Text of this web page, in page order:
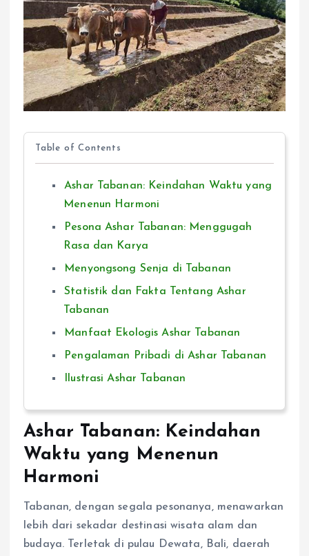
Table of Contents
Ashar Tabanan: Keindahan Waktu yang
Menenun Harmoni
Pesona Ashar Tabanan: Menggugah
Rasa dan Karya
Menyongsong Senja di Tabanan
Statistik dan Fakta Tentang Ashar
Tabanan
Manfaat Ekologis Ashar Tabanan
Pengalaman Pribadi di Ashar Tabanan
Ilustrasi Ashar Tabanan
Ashar Tabanan: Keindahan
Waktu yang Menenun
Harmoni
Tabanan, dengan segala pesonanya, menawarkan
lebih dari sekadar destinasi wisata alam dan
budaya. Terletak di pulau Dewata, Bali, daerah